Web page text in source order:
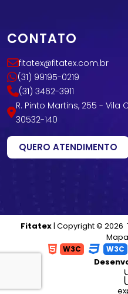
CONTATO
fitatex@fitatex.com.br
(31) 99195-0219
(31) 3462-3911
R. Pinto Martins, 255 - Vila
30532-140
QUERO ATENDIMENTO
Fitatex| Copyright © 2026
W3C W3C